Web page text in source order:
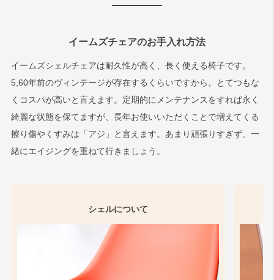
イームズチェアのお手入れ方法
イームズシェルチェアは耐久性が高く、長く使える椅子です。
5,60年前のヴィンテージが存在するくらいですから。とてつもな
くコスパが高いと言えます。定期的にメンテナンスをすれば永く
綺麗な状態を保てますが、長年お使いいただくことで増えてくる
擦り傷やくすみは「アジ」と言えます。あまり頑張りすぎず、一
緒にエイジングを重ねて行きましょう。
シェルについて